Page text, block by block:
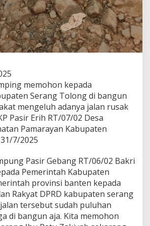
memohon kepada
Serang Tolong di bangun
mengeluh adanya jalan rusak
Pasir Erih RT/07/02 Desa
Pamarayan Kabupaten
7/2025
Pasir Gebang RT/06/02 Bakri
Pemerintah Kabupaten
provinsi banten kepada
Rakyat DPRD kabupaten serang
tersebut sudah puluhan
di bangun aja. Kita memohon